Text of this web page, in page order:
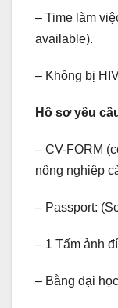
– Time làm
available).
– Không bị
Hô sơ yêu
– CV-FORM
nông nghiệp
– Passport:
– 1 Tấm ảnh
– Bằng đại